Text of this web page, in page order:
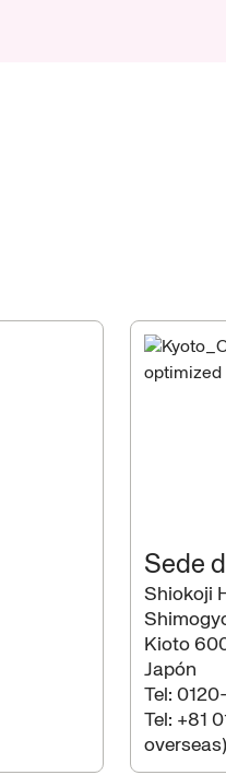
global
Sede
Shiokoji
Kioto
Japón
Tel:
Tel: +81
overseas)